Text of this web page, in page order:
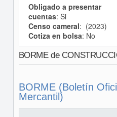
Obligado a presentar
cuentas: Si
Censo cameral: (2023)
Cotiza en bolsa: No
BORME de
BORME (Boletín
Mercantil)